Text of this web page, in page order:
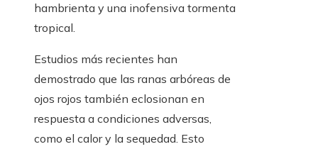
hambrienta y una inofensiva tormenta
tropical.
Estudios más recientes han
demostrado que las ranas arbóreas de
ojos rojos también eclosionan en
respuesta a condiciones adversas,
como el calor y la sequedad. Esto